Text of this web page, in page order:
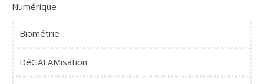
Numérique
Biométrie
DéGAFAMisation